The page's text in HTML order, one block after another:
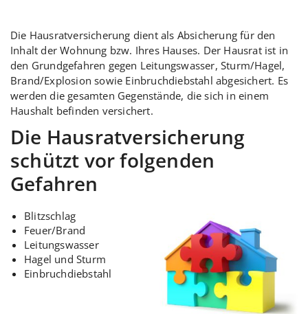
Die Hausratversicherung dient als Absicherung für den
Inhalt der Wohnung bzw. Ihres Hauses. Der Hausrat ist in
den Grundgefahren gegen Leitungswasser, Sturm/Hagel,
Brand/Explosion sowie Einbruchdiebstahl abgesichert. Es
werden die gesamten Gegenstände, die sich in einem
Haushalt befinden versichert.
Die Hausratversicherung
schützt vor folgenden
Gefahren
Blitzschlag
Feuer/Brand
Leitungswasser
Hagel und Sturm
Einbruchdiebstahl